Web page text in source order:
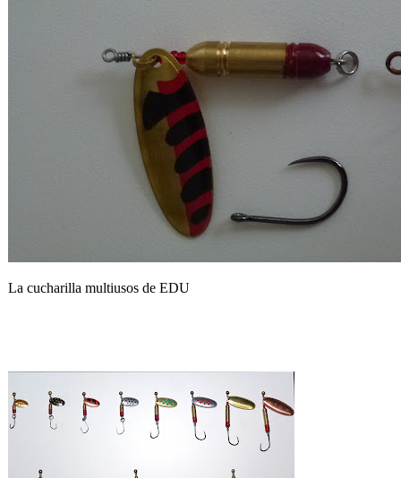
La cucharilla multiusos de EDU